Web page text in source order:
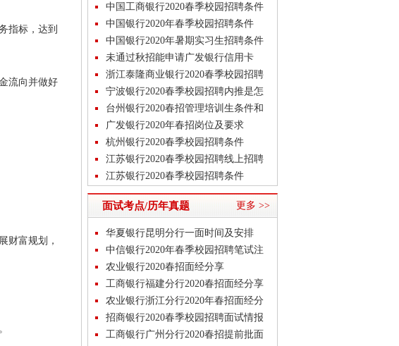
指标，达到
流向并做好
财富规划，
油包中国工商银行2020春季校园招聘条件
中国银行2020年春季校园招聘条件
中国银行2020年暑期实习生招聘条件
未通过秋招能申请广发银行信用卡
2020春季
浙江泰隆商业银行2020春季校园招聘
岗位及
宁波银行2020春季校园招聘内推是怎
样的？
台州银行2020春招管理培训生条件和
薪资广发银行2020年春招岗位及要求
杭州银行2020春季校园招聘条件
江苏银行2020春季校园招聘线上招聘
流程江苏银行2020春季校园招聘条件
北京银行2020春季校园招聘条件
厦门国际银行2020春季校园招聘线上
招聘流
银行2020春季校园招聘常见问题
洛阳银行2020春季校园招聘条件
面试考点/历年真题 更多 >>
华夏银行昆明分行一面时间及安排
中信银行2020年春季校园招聘笔试注
意事项
农业银行2020春招面经分享
工商银行福建分行2020春招面经分享
农业银行浙江分行2020年春招面经分
享 招商银行2020春季校园招聘面试情报
工商银行广州分行2020春招提前批面